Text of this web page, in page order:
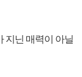
지닌 매력이 아닐